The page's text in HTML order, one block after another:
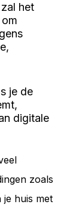
het
je de
digitale
zoals
huis met